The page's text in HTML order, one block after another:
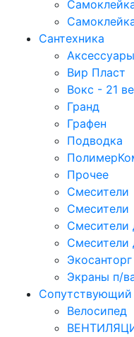
Сантехника
Аксессуары
Вир Пласт
Вокс - 21
Гранд
Графен
Подводка
Прочее
Смесители
Смесители
Смесители
Смесители
Экосанторг
Экраны п/
Сопутствующий
Велосипед